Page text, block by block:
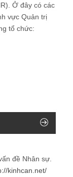
Ở đây có các
vực Quản trị
tổ chức:
đề Nhân sự
kinhcan.net/